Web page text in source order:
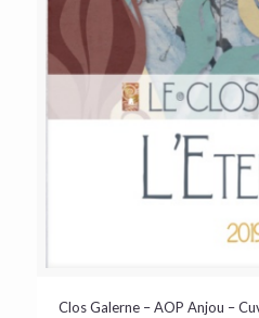
Clos Galerne – AOP Anjou –